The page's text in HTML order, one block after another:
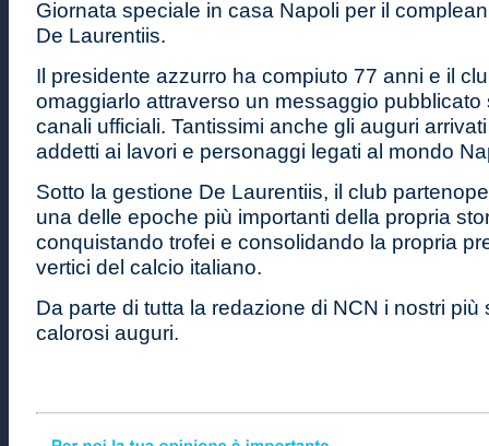
Giornata speciale in casa Napoli per il
De Laurentiis.
Il presidente azzurro ha compiuto 77 anni e il
omaggiarlo attraverso un messaggio pubblicato
canali ufficiali. Tantissimi anche gli auguri
addetti ai lavori e personaggi legati al mondo
Sotto la gestione De Laurentiis, il club
una delle epoche più importanti della propria
conquistando trofei e consolidando la propria
vertici del calcio italiano.
Da parte di tutta la redazione di NCN i nostri più
calorosi auguri.